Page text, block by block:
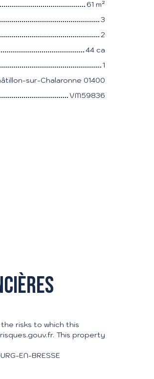
61 m²
3
2
44 ca
1
sur-Chalaronne 01400
VM59836
risks to which this
This property
EN-BRESSE